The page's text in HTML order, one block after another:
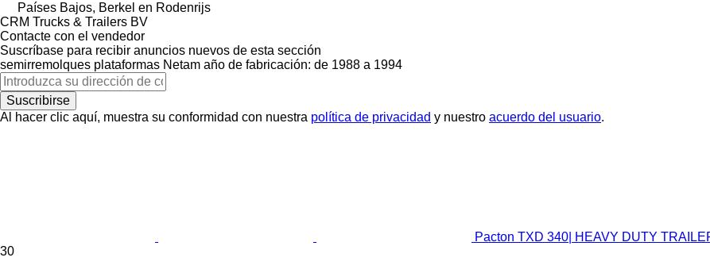
Países Bajos, Berkel en Rodenrijs
CRM Trucks & Trailers BV
Contacte con el vendedor
Suscríbase para recibir anuncios nuevos de esta sección
semirremolques plataformas Netam año de fabricación: de 1988 a 1994
Suscribirse
Al hacer clic aquí, muestra su conformidad con nuestra política de privacidad y nuestro acuerdo del usuario.
Pacton TXD 340| HEAVY DUTY
30